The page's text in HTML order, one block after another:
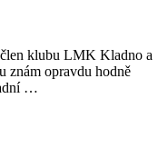
klubu LMK Kladno a
znám opravdu hodně
…